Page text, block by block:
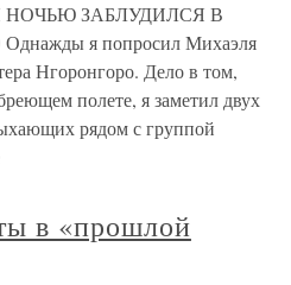
Я НОЧЬЮ ЗАБЛУДИЛСЯ В
я попросил Михаэля
Нгоронгоро. Дело в том,
полете, я заметил двух
рядом с группой
в «прошлой